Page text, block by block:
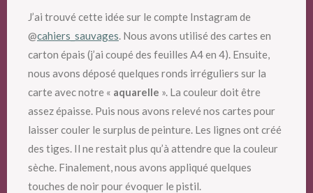
J’ai trouvé cette idée sur le compte Instagram de
@cahiers_sauvages. Nous avons utilisé des cartes en
carton épais (j’ai coupé des feuilles A4 en 4). Ensuite,
nous avons déposé quelques ronds irréguliers sur la
carte avec notre « aquarelle ». La couleur doit être
assez épaisse. Puis nous avons relevé nos cartes pour
laisser couler le surplus de peinture. Les lignes ont créé
des tiges. Il ne restait plus qu’à attendre que la couleur
sèche. Finalement, nous avons appliqué quelques
touches de noir pour évoquer le pistil.